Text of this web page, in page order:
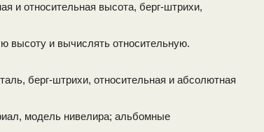
и относительная высота, берг-штрихи,
высоту и вычислять относительную.
берг-штрихи, относительная и абсолютная
модель нивелира; альбомные